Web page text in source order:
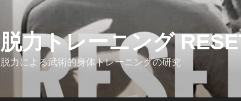
脱力トレーニング
脱力による武術的身体トレーニングの研究